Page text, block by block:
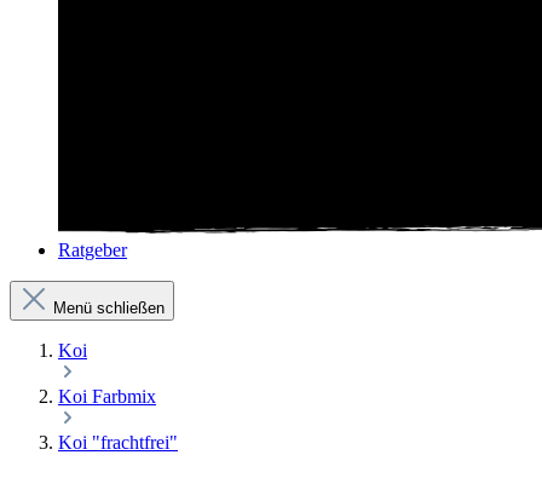
Ratgeber
Menü schließen
Koi
Koi Farbmix
Koi "frachtfrei"